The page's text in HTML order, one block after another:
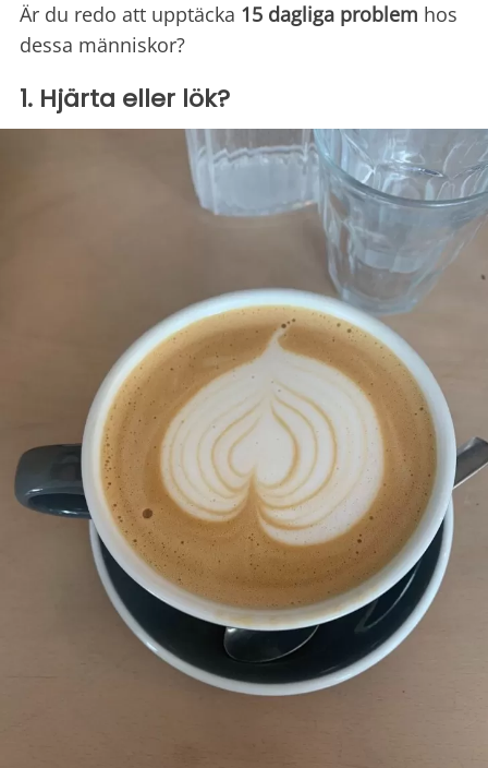
Är du redo att upptäcka 15 dagliga problem hos
dessa människor?
1. Hjärta eller lök?